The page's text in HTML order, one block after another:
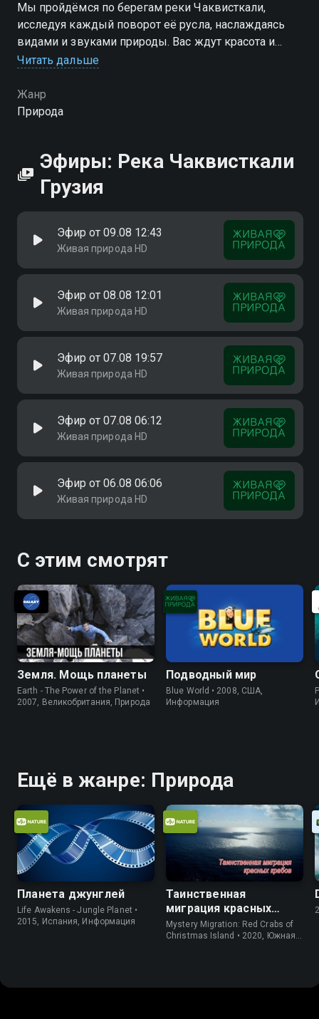
Мы пройдёмся по берегам реки Чаквисткали,
исследуя каждый поворот её русла, наслаждаясь
видами и звуками природы. Вас ждут красота и
спокойствие!
Читать дальше
Жанр
Природа
Эфиры: Река Чаквисткали
Грузия
Эфир от 09.08 12:43
Живая природа HD
Эфир от 08.08 12:01
Живая природа HD
Эфир от 07.08 19:57
Живая природа HD
Эфир от 07.08 06:12
Живая природа HD
Эфир от 06.08 06:06
Живая природа HD
С этим смотрят
Земля. Мощь планеты
Earth - The Power of the Planet •
2007, Великобритания, Природа
Подводный мир
Blue World • 2008, США,
Информация
Ещё в жанре: Природа
Планета джунглей
Life Awakens - Jungle Planet •
2015, Испания, Информация
Таинственная
миграция красных
крабов
Mystery Migration: Red Crabs of
Christmas Island • 2020, Южная